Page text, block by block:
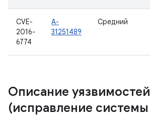
CVE-
2016-
6774
A-
31251489
Средний
Описание уязвимостей
(исправление системы